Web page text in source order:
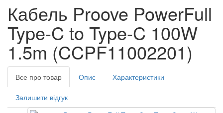
Кабель Proove PowerFull
Type-C to Type-C 100W
1.5m (CCPF11002201)
Все про товар Опис Характеристики
Залишити відгук